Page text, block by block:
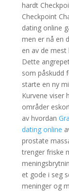
hardt
Checkpoint
dating online
men er nå en
en av de
Dette
som påskudd
starte en ny
Kurvene viser
områder
av hvordan
dating online
prostate
trenger friske
et gode i seg
meninger og